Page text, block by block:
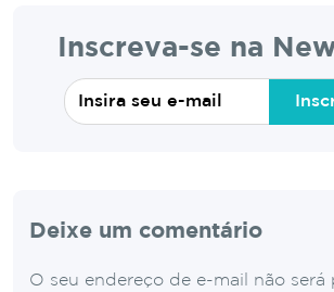
Inscreva-se na
Deixe um comentário
O seu endereço de e-mail não será